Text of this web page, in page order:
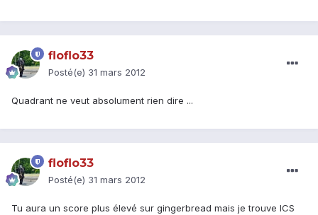
floflo33
Posté(e) 31 mars 2012
Quadrant ne veut absolument rien dire ...
floflo33
Posté(e) 31 mars 2012
Tu aura un score plus élevé sur gingerbread mais je trouve ICS